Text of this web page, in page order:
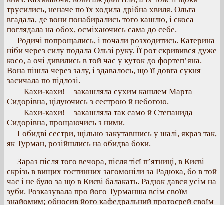
трусились, неначе по їх ходила дрібна хвиля. Ольга
вгадала, де вони понабирались того кашлю, і скоса
поглядала на обох, осміхаючись сама до себе.
Родичі попрощались, і почали розходитись. Катерина
ніби через силу подала Ользі руку. Її рот скривився дуже
косо, а очі дивились в той час у куток до фортеп’яна.
Вона пішла через залу, і здавалось, що її довга сукня
засичала по підлозі.
– Кахи-кахи! – закашляла сухим кашлем Марта
Сидорівна, цілуючись з сестрою й небогою.
– Кахи-кахи! – закашляла так само й Степанида
Сидорівна, прощаючись з ними.
І обидві сестри, щільно закутавшись у шалі, якраз так,
як Турман, розійшлись на обидва боки.
Зараз після того вечора, після тієї п’ятниці, в Києві
скрізь в вищих гостинних загомоніли за Радюка, бо в той
час і не було за що в Києві балакать. Радюк дався усім на
зуби. Розказувала про його Турманша всім своїм
знайомим; обносив його кафедральний протоєрей своїм